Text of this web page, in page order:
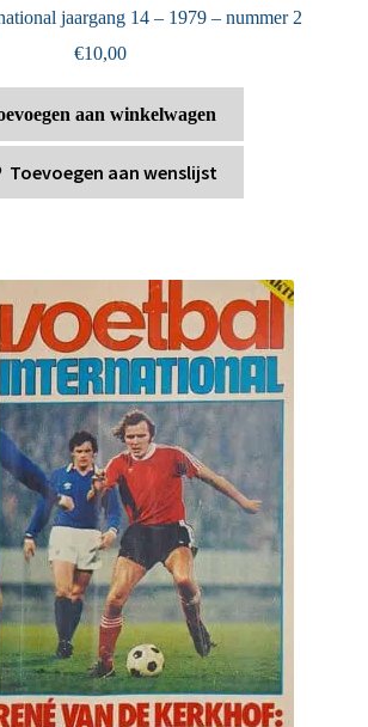
jaargang 14 – 1979 – nummer 2
€10,00
aan winkelwagen
Toevoegen aan wenslijst